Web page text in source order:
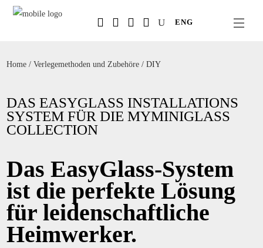
Salta
ENG
Home /Verlegemethoden und Zubehöre / DIY
DAS EASYGLASS INSTALLATIONS
SYSTEM FÜR DIE MYMINIGLASS
COLLECTION
Das EasyGlass-System
ist die perfekte Lösung
für leidenschaftliche
Heimwerker.